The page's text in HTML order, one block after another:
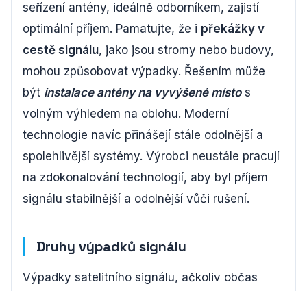
seřízení antény, ideálně odborníkem, zajistí
optimální příjem. Pamatujte, že i překážky v
cestě signálu, jako jsou stromy nebo budovy,
mohou způsobovat výpadky. Řešením může
být instalace antény na vyvýšené místos
volným výhledem na oblohu. Moderní
technologie navíc přinášejí stále odolnější a
spolehlivější systémy. Výrobci neustále pracují
na zdokonalování technologií, aby byl příjem
signálu stabilnější a odolnější vůči rušení.
Druhy výpadků signálu
Výpadky satelitního signálu, ačkoliv občas